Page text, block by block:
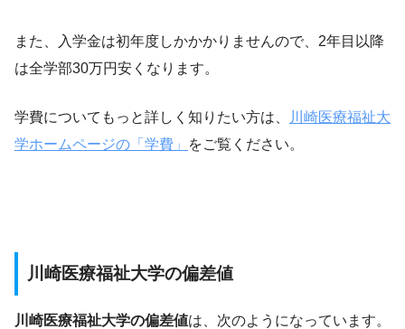
また、入学金は初年度しかかかりませんので、2年目以降
は全学部30万円安くなります。
学費についてもっと詳しく知りたい方は、
川崎医療福祉大
学ホームページの「学費」
をご覧ください。
川崎医療福祉大学の偏差値
川崎医療福祉大学の偏差値は、次のようになっています。